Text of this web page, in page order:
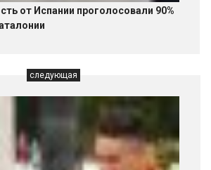
от Испании проголосовали 90%
следующая